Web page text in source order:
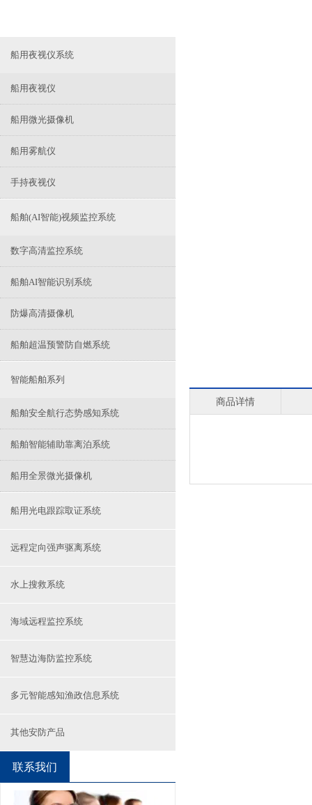
船用夜视仪系统
船用夜视仪
船用微光摄像机
船用雾航仪
手持夜视仪
船舶(AI智能)视频监控系统
数字高清监控系统
船舶AI智能识别系统
防爆高清摄像机
船舶超温预警防自燃系统
智能船舶系列
船舶安全航行态势感知系统
船舶智能辅助靠离泊系统
船用全景微光摄像机
船用光电跟踪取证系统
远程定向强声驱离系统
水上搜救系统
海域远程监控系统
智慧边海防监控系统
多元智能感知渔政信息系统
其他安防产品
联系我们
商品详情